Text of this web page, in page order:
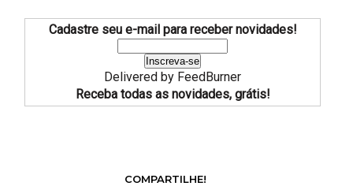
Cadastre seu e-mail para receber novidades!
Delivered by FeedBurner
Receba todas as novidades, grátis!
COMPARTILHE!